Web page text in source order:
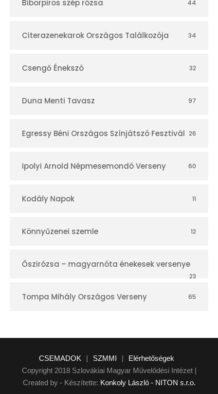
r
Bíborpiros szép rózsa 44
Citerazenekarok Országos Találkozója 34
Csengő Énekszó 32
Duna Menti Tavasz 97
Egressy Béni Országos Színjátszó Fesztivál 26
Ipolyi Arnold Népmesemondó Verseny 60
Kodály Napok 11
Könnyűzenei szemle 12
Őszirózsa – magyarnóta énekesek versenye
23
Tompa Mihály Országos Verseny 65
CSEMADOK | SZMMI |
Elérhetőségek
Copyright 2018 Szlovákiai Magyar Művelődési Intézet |
Created by - Készítette: Konkoly László - NITON s.r.o.